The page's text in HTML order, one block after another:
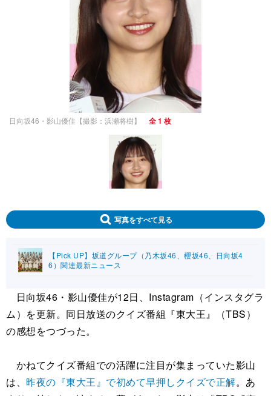
日向坂46・影山優佳【撮影：浜瀬将樹】 全 1 枚
写真をすべて見る
【Pick UP】坂道グループ（乃木坂46、櫻坂46、日向坂4
6）関連最新ニュース
日向坂46・影山優佳が12日、Instagram（インスタグラ
ム）を更新。同日放送のクイズ番組『東大王』（TBS）
の感想をつづった。
かねてクイズ番組での活躍に注目が集まっていた影山
は、 昨夜の『東大王』で初めて早押しクイズで正解。あ